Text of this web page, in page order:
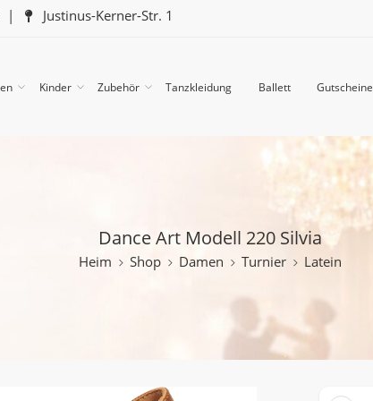
| Justinus-Kerner-Str. 1
Kinder Zubehör Tanzkleidung Ballett Gutscheine
Dance Art Modell 220 Silvia
Heim Shop Damen Turnier Latein